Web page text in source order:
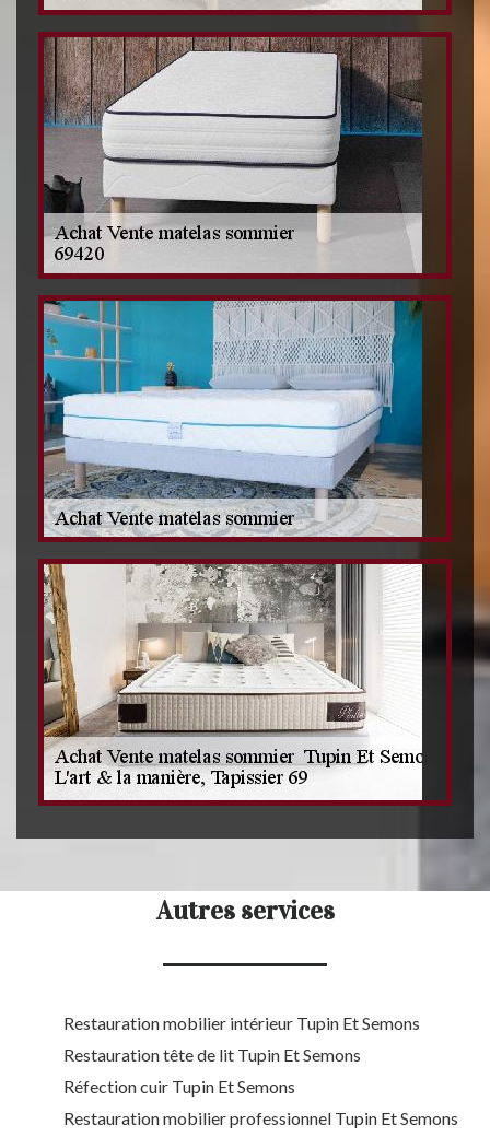
Autres services
Restauration mobilier intérieur Tupin Et Semons
Restauration tête de lit Tupin Et Semons
Réfection cuir Tupin Et Semons
Restauration mobilier professionnel Tupin Et Semons